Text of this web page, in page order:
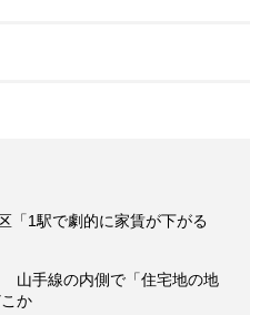
「1駅で劇的に家賃が下がる
山手線の内側で「住宅地の地
か